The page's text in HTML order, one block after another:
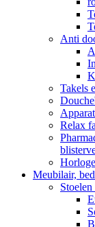
Anti
Takels
Relax
Meubilair,